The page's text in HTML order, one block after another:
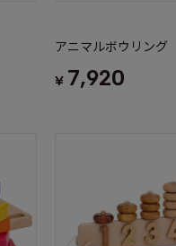
アニマルボウリング
¥ 7,920